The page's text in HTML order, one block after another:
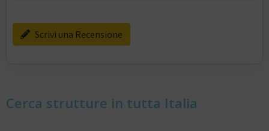
Scrivi una Recensione
Cerca strutture in tutta Italia